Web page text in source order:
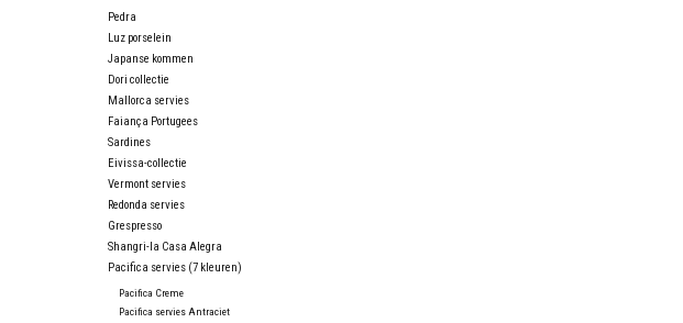
Pedra
Luz porselein
Japanse kommen
Dori collectie
Mallorca servies
Faiança Portugees
Sardines
Eivissa-collectie
Vermont servies
Redonda servies
Grespresso
Shangri-la Casa Alegra
Pacifica servies (7 kleuren)
Pacifica Creme
Pacifica servies Antraciet